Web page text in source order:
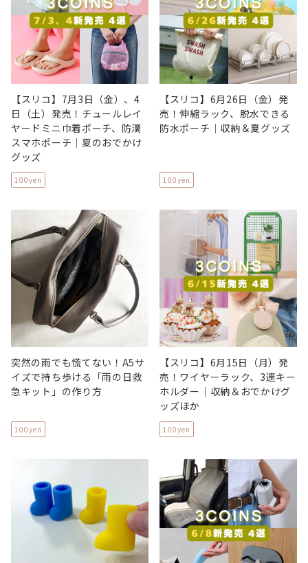
【スリコ】7月3日（金）、4
日（土）発売！チュールレイ
ヤードミニ巾着ポーチ、防滴
スマホポーチ｜夏のおでかけ
グッズ
100yen
【スリコ】6月26日（金）発
売！伸縮ラック、脱水できる
防水ポーチ｜収納＆夏グッズ
100yen
突然の雨でも慌てない！A5サ
イズで持ち歩ける「雨の日救
急キット」の作り方
100yen
【スリコ】6月15日（月）発
売！ワイヤーラック、3連キー
ホルダー｜収納＆おでかけグ
ッズほか
100yen